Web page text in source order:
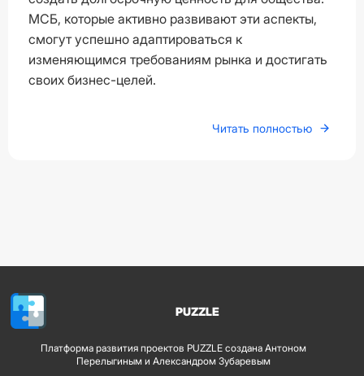
МСБ, которые активно развивают эти аспекты,
смогут успешно адаптироваться к
изменяющимся требованиям рынка и достигать
своих бизнес-целей.
Читать полностью
PUZZLE
Платформа развития проектов PUZZLE создана Антоном
Перелыгиным и Александром Зубаревым